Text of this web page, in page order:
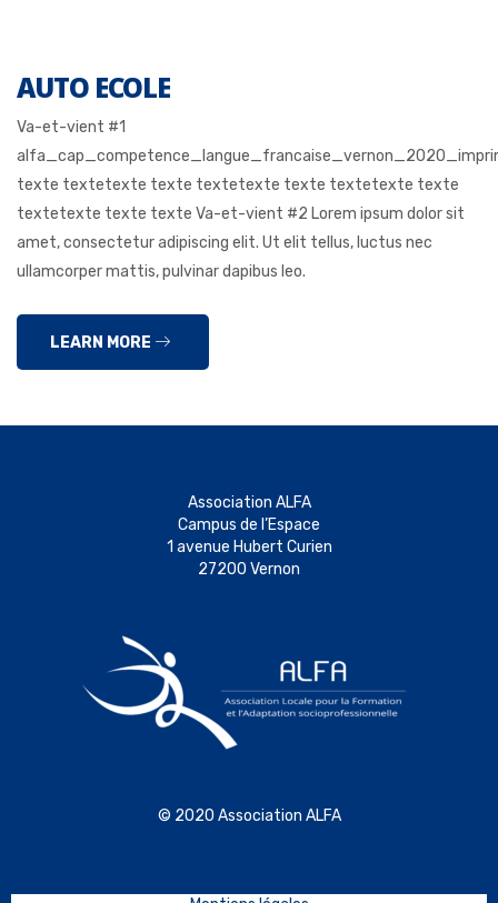
AUTO ECOLE
Va-et-vient #1
texte textetexte texte textetexte texte textetexte texte
textetexte texte texte Va-et-vient #2 Lorem ipsum dolor sit
amet, consectetur adipiscing elit. Ut elit tellus, luctus nec
ullamcorper mattis, pulvinar dapibus leo.
LEARN MORE
Association ALFA
Campus de l’Espace
1 avenue Hubert Curien
27200 Vernon
© 2020 Association ALFA